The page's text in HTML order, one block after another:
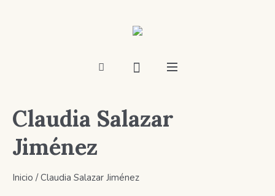
Claudia Salazar
Jiménez
Inicio / Claudia Salazar Jiménez